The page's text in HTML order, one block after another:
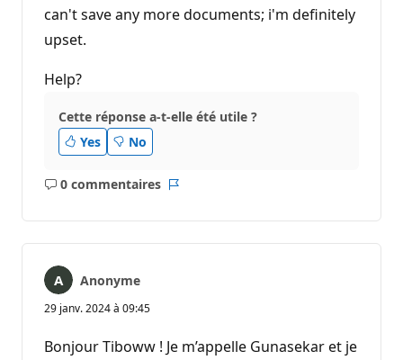
can't save any more documents; i'm definitely
upset.
Help?
Cette réponse a-t-elle été utile ?
Yes
No
0 commentaires
Aucun
Anonyme
29 janv. 2024 à 09:45
Bonjour Tiboww ! Je m’appelle Gunasekar et je